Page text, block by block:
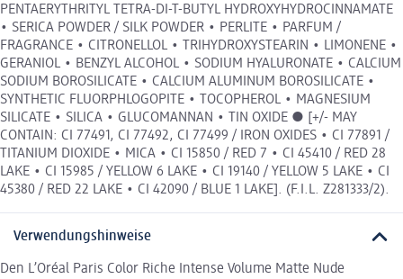
PENTAERYTHRITYL TETRA-DI-T-BUTYL HYDROXYHYDROCINNAMATE
• SERICA POWDER / SILK POWDER • PERLITE • PARFUM /
FRAGRANCE • CITRONELLOL • TRIHYDROXYSTEARIN • LIMONENE •
GERANIOL • BENZYL ALCOHOL • SODIUM HYALURONATE • CALCIUM
SODIUM BOROSILICATE • CALCIUM ALUMINUM BOROSILICATE •
SYNTHETIC FLUORPHLOGOPITE • TOCOPHEROL • MAGNESIUM
SILICATE • SILICA • GLUCOMANNAN • TIN OXIDE ● [+/- MAY
CONTAIN: CI 77491, CI 77492, CI 77499 / IRON OXIDES • CI 77891 /
TITANIUM DIOXIDE • MICA • CI 15850 / RED 7 • CI 45410 / RED 28
LAKE • CI 15985 / YELLOW 6 LAKE • CI 19140 / YELLOW 5 LAKE • CI
45380 / RED 22 LAKE • CI 42090 / BLUE 1 LAKE]. (F.I.L. Z281333/2).
Verwendungshinweise
Den L’Oréal Paris Color Riche Intense Volume Matte Nude